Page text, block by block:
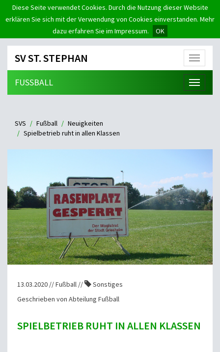
Diese Seite verwendet Cookies. Durch die Nutzung dieser Website
erklären Sie sich mit der Verwendung von Cookies einverstanden. Mehr
dazu erfahren Sie im Impressum.
OK
Menü
SV ST. STEPHAN
Menü
FUSSBALL
SVS Fußball
Neuigkeiten
Spielbetrieb ruht in allen Klassen
13.03.2020 // Fußball //
Sonstiges
Geschrieben von Abteilung Fußball
SPIELBETRIEB RUHT IN ALLEN KLASSEN